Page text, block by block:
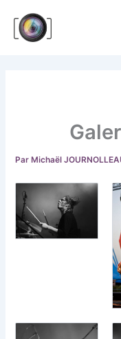
contenu
ParMichaël